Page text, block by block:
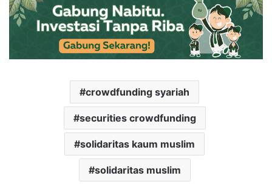
crowdfunding syariah
securities crowdfunding
solidaritas kaum muslim
solidaritas muslim